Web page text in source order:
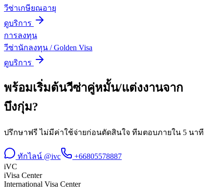
วีซ่าเกษียณอายุ
ดูบริการ
การลงทุน
วีซ่านักลงทุน / Golden Visa
ดูบริการ
พร้อมเริ่มต้นวีซ่าคู่หมั้น/แต่งงานจาก
บึงกุ่ม?
ปรึกษาฟรี ไม่มีค่าใช้จ่ายก่อนตัดสินใจ ทีมตอบภายใน 5 นาที
ทักไลน์ @ivc
+66805578887
iVC
iVisa Center
International Visa Center